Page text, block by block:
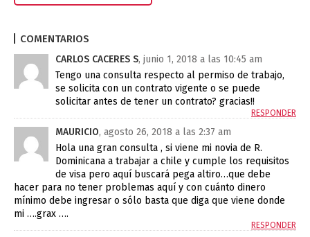
COMENTARIOS
CARLOS CACERES S, junio 1, 2018 a las 10:45 am
Tengo una consulta respecto al permiso de trabajo,
se solicita con un contrato vigente o se puede
solicitar antes de tener un contrato? gracias!!
RESPONDER
MAURICIO, agosto 26, 2018 a las 2:37 am
Hola una gran consulta , si viene mi novia de R.
Dominicana a trabajar a chile y cumple los requisitos
de visa pero aquí buscará pega altiro…que debe
hacer para no tener problemas aquí y con cuánto dinero
mínimo debe ingresar o sólo basta que diga que viene donde
mi ….grax ….
RESPONDER